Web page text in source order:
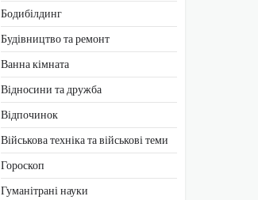
Бодибілдинг
Будівництво та ремонт
Ванна кімната
Відносини та дружба
Відпочинок
Військова техніка та військові теми
Гороскоп
Гуманітрані науки